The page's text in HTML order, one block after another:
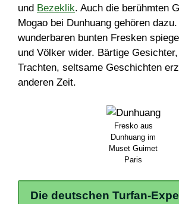
und Bezeklik. Auch die berühmten
Mogao bei Dunhuang gehören
wunderbaren bunten Fresken
und Völker wider. Bärtige
Trachten, seltsame Geschichten
anderen Zeit.
Fresko aus
Dunhuang im
Muset Guimet
Paris
Die deutschen Turfan-